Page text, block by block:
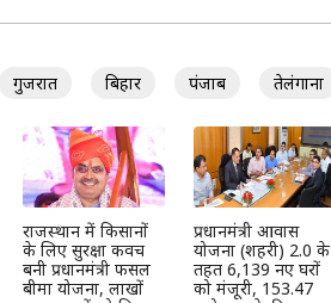
गुजरात बिहार पंजाब तेलंगाना
राजस्थान में किसानों
के लिए सुरक्षा कवच
बनी प्रधानमंत्री फसल
बीमा योजना, लाखों
प्रधानमंत्री आवास
योजना (शहरी) 2.0 के
तहत 6,139 नए घरों
को मंजूरी, 153.47